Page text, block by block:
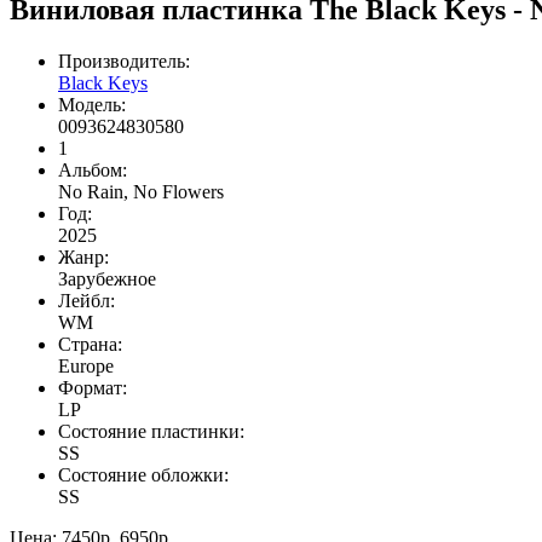
Виниловая пластинка The Black Keys
Производитель:
Black Keys
Модель:
0093624830580
1
Альбом:
No Rain, No Flowers
Год:
2025
Жанр:
Зарубежное
Лейбл:
WM
Страна:
Europe
Формат:
LP
Состояние пластинки:
SS
Состояние обложки:
SS
Цена: 7450р. 6950р.